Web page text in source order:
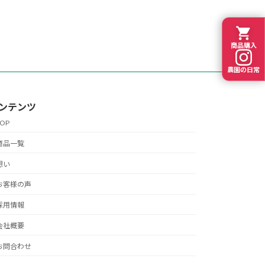
商品購入
農園の日常
テンツ
品一覧
い
客様の声
用情報
社概要
問合わせ